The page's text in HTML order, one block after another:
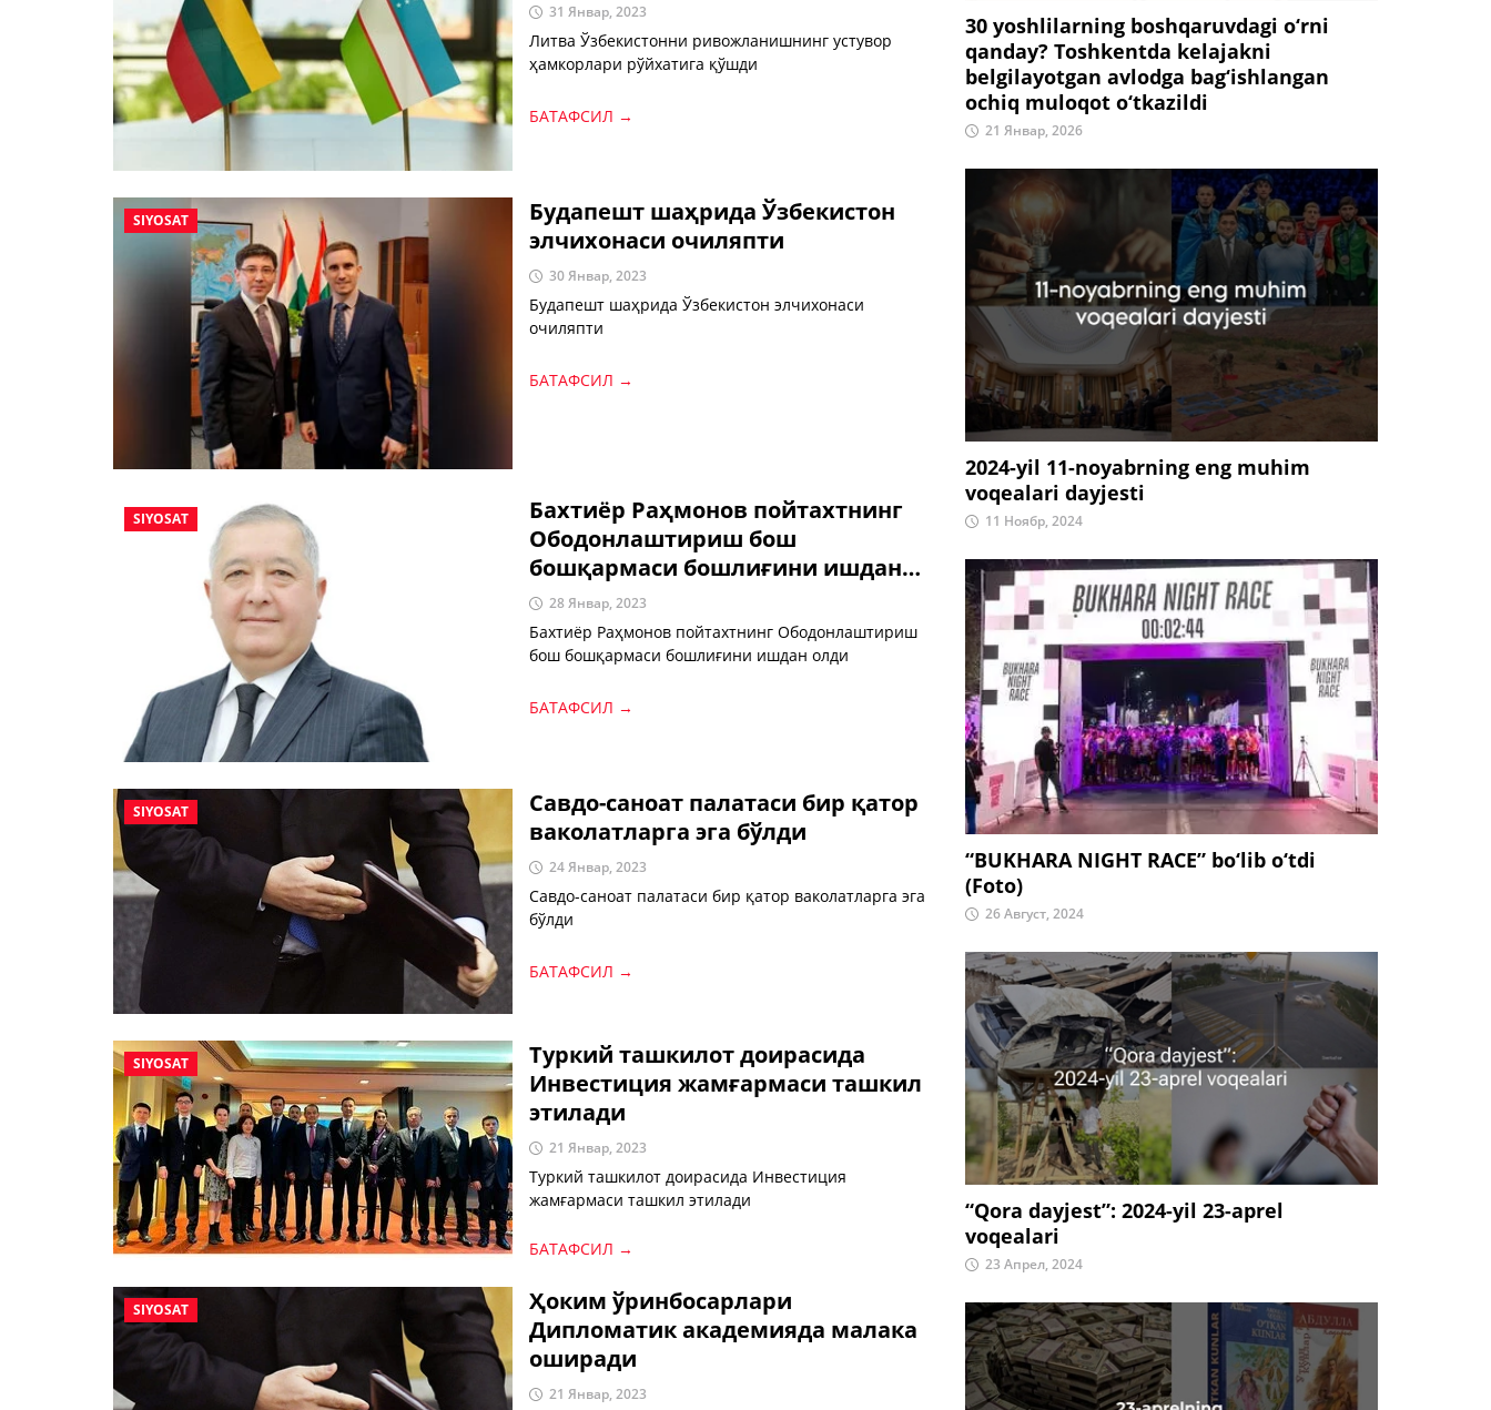
31 Январ, 2023
Литва Ўзбекистонни ривожланишнинг устувор
ҳамкорлари рўйхатига қўшди
БАТАФСИЛ →
SIYOSAT
Будапешт шаҳрида Ўзбекистон
элчихонаси очиляпти
30 Январ, 2023
Будапешт шаҳрида Ўзбекистон элчихонаси
очиляпти
БАТАФСИЛ →
SIYOSAT
Бахтиёр Раҳмонов пойтахтнинг
Ободонлаштириш бош
бошқармаси бошлиғини ишдан
олди
28 Январ, 2023
Бахтиёр Раҳмонов пойтахтнинг Ободонлаштириш
бош бошқармаси бошлиғини ишдан олди
БАТАФСИЛ →
SIYOSAT
Савдо-саноат палатаси бир қатор
ваколатларга эга бўлди
24 Январ, 2023
Савдо-саноат палатаси бир қатор ваколатларга эга
бўлди
БАТАФСИЛ →
SIYOSAT
Туркий ташкилот доирасида
Инвестиция жамғармаси ташкил
этилади
21 Январ, 2023
Туркий ташкилот доирасида Инвестиция
жамғармаси ташкил этилади
БАТАФСИЛ →
SIYOSAT
Ҳоким ўринбосарлари
Дипломатик академияда малака
оширади
21 Январ, 2023
30 yoshlilarning boshqaruvdagi o‘rni
qanday? Toshkentda kelajakni
belgilayotgan avlodga bag‘ishlangan
ochiq muloqot o‘tkazildi
21 Январ, 2026
2024-yil 11-noyabrning eng muhim
voqealari dayjesti
11 Ноябр, 2024
“BUKHARA NIGHT RACE” bo‘lib o‘tdi
(Foto)
26 Август, 2024
“Qora dayjest”: 2024-yil 23-aprel
voqealari
23 Апрел, 2024